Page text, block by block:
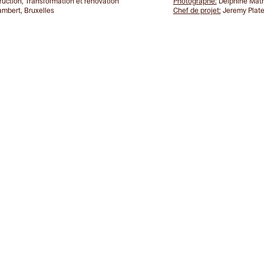
Bruxelles
Chef de projet: Jeremy